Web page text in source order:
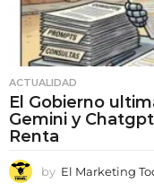
ACTUALIDAD
El Gobierno
Gemini y
Renta
by El Marketing